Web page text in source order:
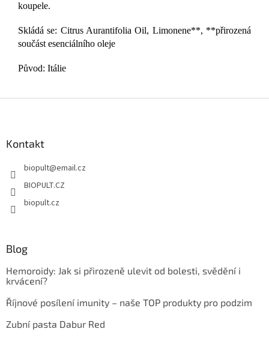
koupele.
Skládá se: Citrus Aurantifolia Oil, Limonene**, **přirozená
součást esenciálního oleje
Původ: Itálie
Kontakt
biopult@email.cz
BIOPULT.CZ
biopult.cz
Blog
Hemoroidy: Jak si přirozeně ulevit od bolesti, svědění i
krvácení?
Říjnové posílení imunity – naše TOP produkty pro podzim
Zubní pasta Dabur Red